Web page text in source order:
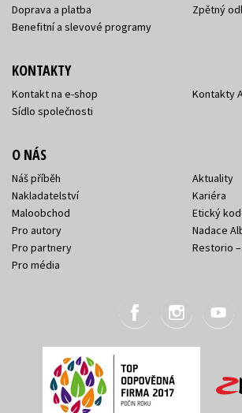
Doprava a platba
Benefitní a slevové programy
Zpětný
KONTAKTY
Kontakt na e-shop
Sídlo společnosti
Kontakty
O NÁS
Náš příběh
Nakladatelství
Maloobchod
Pro autory
Pro partnery
Pro média
Aktuality
Kariéra
Etický
Nadace
Restorio